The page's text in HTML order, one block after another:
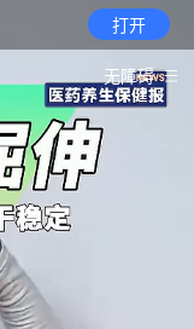
打开
无障碍